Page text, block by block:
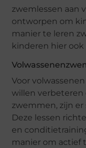
zwemlessen aan
ontworpen om
manier te leren
kinderen hier ook
Voor
willen verbeteren
zwemmen, zijn er
Deze lessen
en
manier om actief